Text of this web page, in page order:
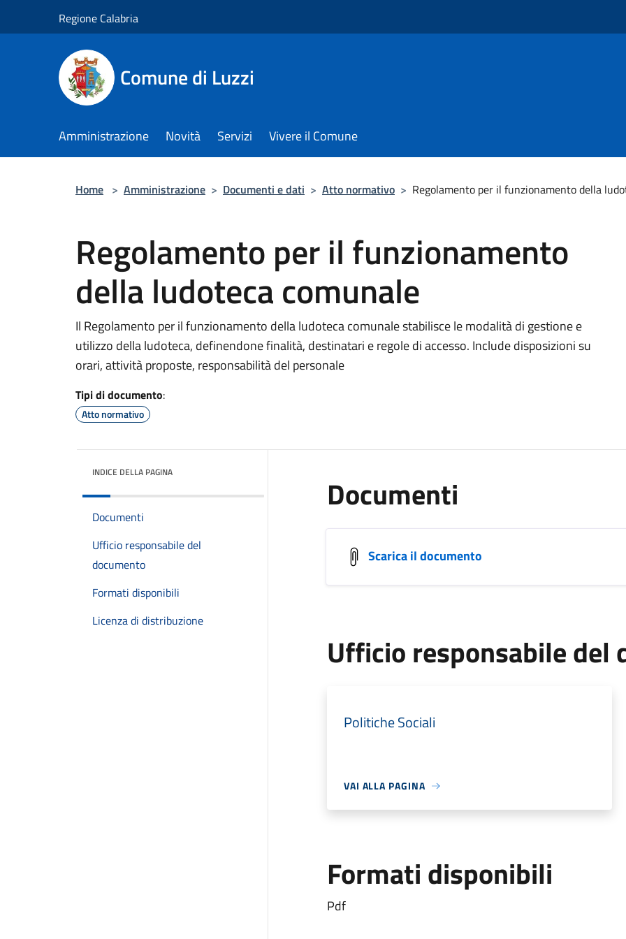
Regione Calabria
Comune di Luzzi
Amministrazione Novità Servizi Vivere il Comune
Home > Amministrazione > Documenti e dati > Atto normativo > Regolamento per il funzionamento della
Regolamento per il funzionamento
della ludoteca comunale
Il Regolamento per il funzionamento della ludoteca comunale stabilisce le modalità di gestione e
utilizzo della ludoteca, definendone finalità, destinatari e regole di accesso. Include disposizioni su
orari, attività proposte, responsabilità del personale
Tipi di documento:
Atto normativo
INDICE DELLA PAGINA
Documenti
Ufficio responsabile del
documento
Formati disponibili
Licenza di distribuzione
Documenti
Scarica il documento
Ufficio responsabile del
Politiche Sociali
VAI ALLA PAGINA
Formati disponibili
Pdf